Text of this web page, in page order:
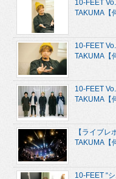
10-FEET
TAKUMA【
10-FEET
TAKUMA【
10-FEET
TAKUMA【
【ライブレ
TAKUMA【
10-FEET “